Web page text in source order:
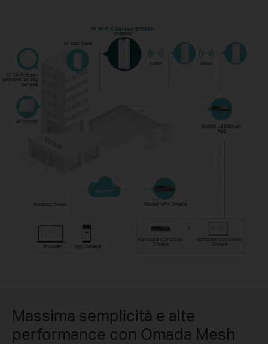
Internet
Mesh Mesh
Accesso Cloud
AP Wi-Fi 6 per
ambienti ad alta
densità
AP Indoor
AP Wall Plate
AP Wi-Fi 6 Outdoor EAP610-
Outdoor
Switch JetStream
PoE
Router VPN Omada
Browser App Omada
Hardware Controller
Omada
o
Software Controller
Omada
Massima semplicità e alte
performance con Omada Mesh